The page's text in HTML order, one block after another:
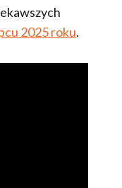
2025 roku.